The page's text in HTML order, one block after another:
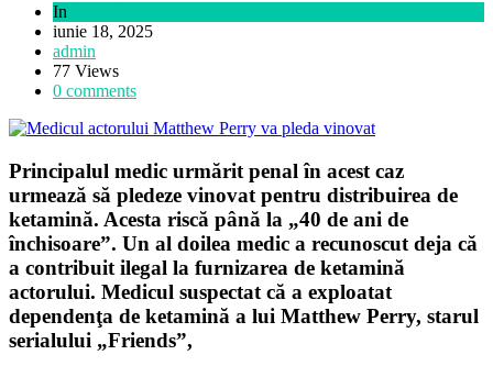
In
iunie 18, 2025
admin
77 Views
0 comments
Principalul medic urmărit penal în acest caz
urmează să pledeze vinovat pentru distribuirea de
ketamină. Acesta riscă până la „40 de ani de
închisoare”. Un al doilea medic a recunoscut deja că
a contribuit ilegal la furnizarea de ketamină
actorului. Medicul suspectat că a exploatat
dependenţa de ketamină a lui Matthew Perry, starul
serialului „Friends”,